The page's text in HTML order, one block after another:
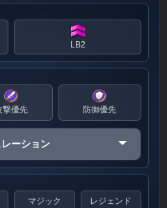
LB2
撃優先 防御優先
ーション
マジック
レジェンド